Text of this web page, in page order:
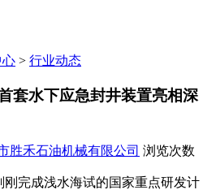
心 > 行业动态
套水下应急封井装置亮相深
胜禾石油机械有限公司 浏览次数
刚完成浅水海试的国家重点研发计